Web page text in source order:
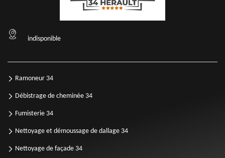
indisponible
Ramoneur 34
Débistrage de cheminée 34
Fumisterie 34
Nettoyage et démoussage de dallage 34
Nettoyage de façade 34